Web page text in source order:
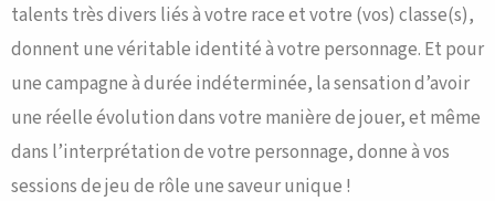
talents très divers liés à votre race et votre (vos) classe(s),
donnent une véritable identité à votre personnage. Et pour
une campagne à durée indéterminée, la sensation d’avoir
une réelle évolution dans votre manière de jouer, et même
dans l’interprétation de votre personnage, donne à vos
sessions de jeu de rôle une saveur unique !